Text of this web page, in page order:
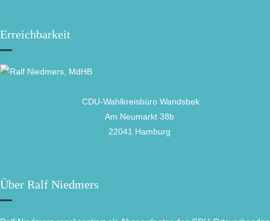
Erreichbarkeit
CDU-Wahlkreisbüro Wandsbek
Am Neumarkt 38b
22041 Hamburg
Über Ralf Niedmers